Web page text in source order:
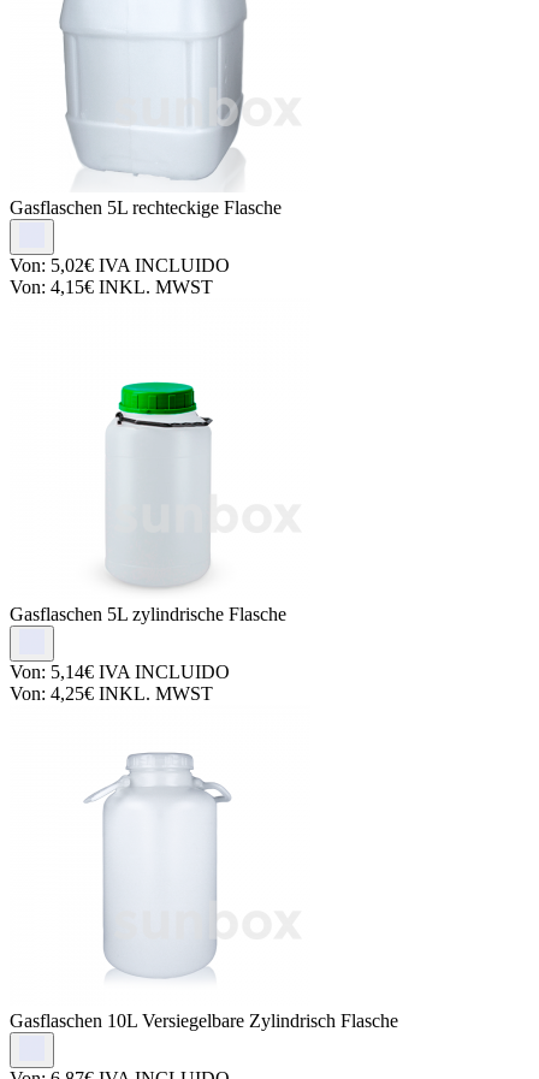
Gasflaschen 5L rechteckige Flasche
Von: 5,02€ IVA INCLUIDO
Von: 4,15€ INKL. MWST
Gasflaschen 5L zylindrische Flasche
Von: 5,14€ IVA INCLUIDO
Von: 4,25€ INKL. MWST
Gasflaschen 10L Versiegelbare Zylindrisch Flasche